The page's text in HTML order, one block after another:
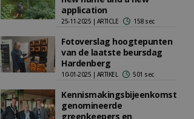
application
25-11-2025 | ARTICLE 158 sec
Fotoverslag hoogtepunten
van de laatste beursdag
Hardenberg
10-01-2025 | ARTIKEL 501 sec
Kennismakingsbijeenkomst
genomineerde
greenkeepers en